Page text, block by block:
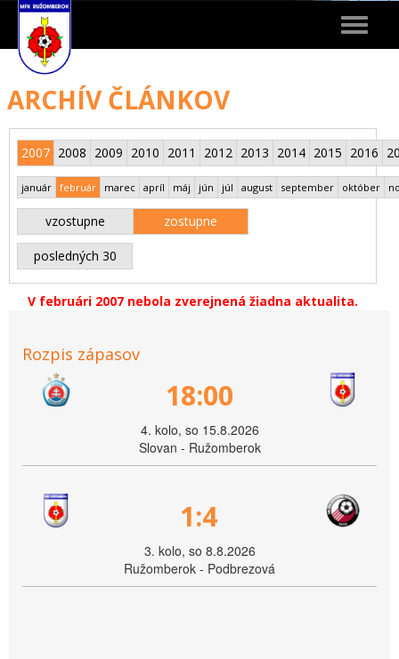
Toggle
ARCHÍV ČLÁNKOV
2007 2008 2009 2010 2011 2012 2013 2014 2015 2016
január február marec apríl máj jún júl august september október
vzostupne zostupne
posledných 30
V februári 2007 nebola zverejnená žiadna aktualita.
Rozpis zápasov
18:00
4. kolo, so 15.8.2026
Slovan - Ružomberok
1:4
3. kolo, so 8.8.2026
Ružomberok - Podbrezová